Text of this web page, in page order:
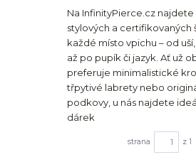
Na InfinityPierce.cz najdete
stylových a certifikovaných
každé místo vpichu – od
až po pupík či jazyk. Ať už
preferuje minimalistické
třpytivé labrety nebo
podkovy, u nás najdete
dárek
strana z 1